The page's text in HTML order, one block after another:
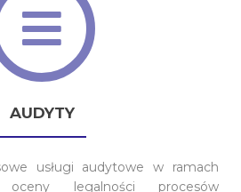
AUDYTY
usługi audytowe w ramach
legalności procesów